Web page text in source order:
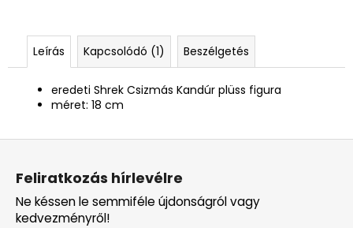
Leírás Kapcsolódó (1) Beszélgetés
eredeti Shrek Csizmás Kandúr plüss figura
méret: 18 cm
Feliratkozás hírlevélre
Ne késsen le semmiféle újdonságról vagy
kedvezményről!